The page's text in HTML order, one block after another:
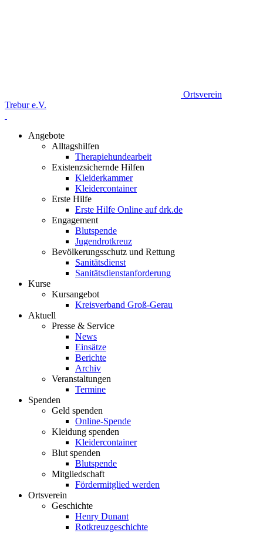
Ortsverein
Trebur e.V.
Angebote
Alltagshilfen
Therapiehundearbeit
Existenzsichernde Hilfen
Kleiderkammer
Kleidercontainer
Erste Hilfe
Erste Hilfe Online auf drk.de
Engagement
Blutspende
Jugendrotkreuz
Bevölkerungsschutz und Rettung
Sanitätsdienst
Sanitätsdienstanforderung
Kurse
Kursangebot
Kreisverband Groß-Gerau
Aktuell
Presse & Service
News
Einsätze
Berichte
Archiv
Veranstaltungen
Termine
Spenden
Geld spenden
Online-Spende
Kleidung spenden
Kleidercontainer
Blut spenden
Blutspende
Mitgliedschaft
Fördermitglied werden
Ortsverein
Geschichte
Henry Dunant
Rotkreuzgeschichte